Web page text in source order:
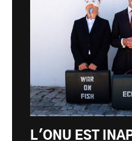
L'ONU EST